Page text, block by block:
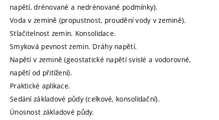
napětí, drénované a nedrénované podmínky).
Voda v zemině (propustnost, proudění vody v zemině).
Stlačitelnost zemin. Konsolidace.
Smyková pevnost zemin. Dráhy napětí.
Napětí v zemině (geostatické napětí svislé a vodorovné,
napětí od přitížení).
Praktické aplikace.
Sedání základové půdy (celkové, konsolidační).
Únosnost základové půdy.